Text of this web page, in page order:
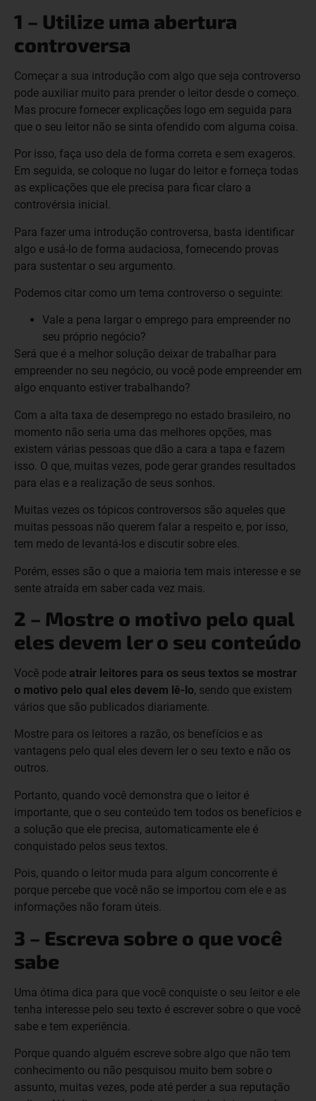
1 – Utilize uma abertura
controversa
Começar a sua introdução com algo que seja controverso
pode auxiliar muito para prender o leitor desde o começo.
Mas procure fornecer explicações logo em seguida para
que o seu leitor não se sinta ofendido com alguma coisa.
Por isso, faça uso dela de forma correta e sem exageros.
Em seguida, se coloque no lugar do leitor e forneça todas
as explicações que ele precisa para ficar claro a
controvérsia inicial.
Para fazer uma introdução controversa, basta identificar
algo e usá-lo de forma audaciosa, fornecendo provas
para sustentar o seu argumento.
Podemos citar como um tema controverso o seguinte:
Vale a pena largar o emprego para empreender no
seu próprio negócio?
Será que é a melhor solução deixar de trabalhar para
empreender no seu negócio, ou você pode empreender em
algo enquanto estiver trabalhando?
Com a alta taxa de desemprego no estado brasileiro, no
momento não seria uma das melhores opções, mas
existem várias pessoas que dão a cara a tapa e fazem
isso. O que, muitas vezes, pode gerar grandes resultados
para elas e a realização de seus sonhos.
Muitas vezes os tópicos controversos são aqueles que
muitas pessoas não querem falar a respeito e, por isso,
tem medo de levantá-los e discutir sobre eles.
Porém, esses são o que a maioria tem mais interesse e se
sente atraída em saber cada vez mais.
2 – Mostre o motivo pelo qual
eles devem ler o seu conteúdo
Você pode atrair leitores para os seus textos se mostrar
o motivo pelo qual eles devem lê-lo, sendo que existem
vários que são publicados diariamente.
Mostre para os leitores a razão, os benefícios e as
vantagens pelo qual eles devem ler o seu texto e não os
outros.
Portanto, quando você demonstra que o leitor é
importante, que o seu conteúdo tem todos os benefícios e
a solução que ele precisa, automaticamente ele é
conquistado pelos seus textos.
Pois, quando o leitor muda para algum concorrente é
porque percebe que você não se importou com ele e as
informações não foram úteis.
3 – Escreva sobre o que você
sabe
Uma ótima dica para que você conquiste o seu leitor e ele
tenha interesse pelo seu texto é escrever sobre o que você
sabe e tem experiência.
Porque quando alguém escreve sobre algo que não tem
conhecimento ou não pesquisou muito bem sobre o
assunto, muitas vezes, pode até perder a sua reputação